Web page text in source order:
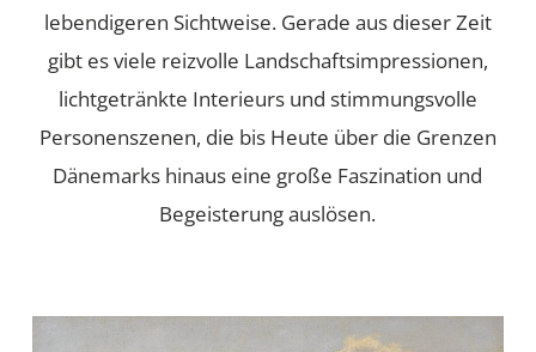
lebendigeren Sichtweise. Gerade aus dieser Zeit
gibt es viele reizvolle Landschaftsimpressionen,
lichtgetränkte Interieurs und stimmungsvolle
Personenszenen, die bis Heute über die Grenzen
Dänemarks hinaus eine große Faszination und
Begeisterung auslösen.